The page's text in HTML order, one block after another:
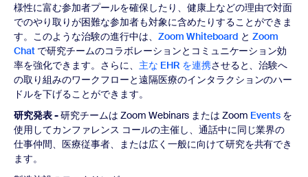
様性に富む参加者プールを確保したり、健康上などの理由で対面
でのやり取りが困難な参加者も対象に含めたりすることができま
す。このような治験の進行中は、 Zoom Whiteboard とZoom
Chatで研究チームのコラボレーションとコミュニケーション効
率を強化できます。さらに、 主な EHR を連携させると、治験へ
の取り組みのワークフローと遠隔医療のインタラクションのハー
ドルを下げることができます。
研究発表 -研究チームは Zoom Webinars または Zoom Events を
使用してカンファレンス コールの主催し、通話中に同じ業界の
仕事仲間、医療従事者、または広く一般に向けて研究を共有でき
ます。